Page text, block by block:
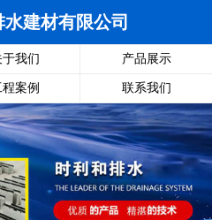
建材有限公司
于我们 产品展示
案例 联系我们